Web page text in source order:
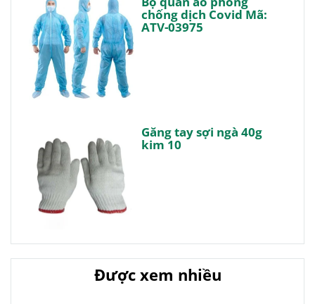
chống dịch Covid Mã:
ATV-03975
Găng tay sợi ngà 40g
kim 10
Được xem nhiều